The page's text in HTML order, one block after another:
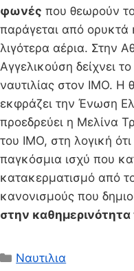
φωνές που θεωρούν
παράγεται από
λιγότερα αέρια. Στην
Αγγελικούση δείχνει
ναυτιλίας στον ΙΜΟ. Η
εκφράζει την Ένωση
προεδρεύει η Μελίνα
του ΙΜΟ, στη λογική
παγκόσμια ισχύ που
κατακερματισμό από
κανονισμούς που
στην καθημερινότητα
Κατηγορίες
Ναυτιλια